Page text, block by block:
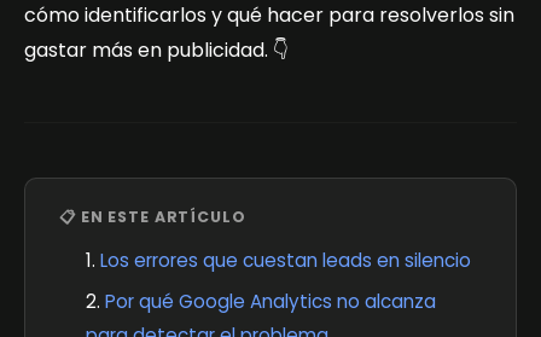
cómo identificarlos y qué hacer para resolverlos sin
gastar más en publicidad. 👇
📋 EN ESTE ARTÍCULO
Los errores que cuestan leads en silencio
Por qué Google Analytics no alcanza